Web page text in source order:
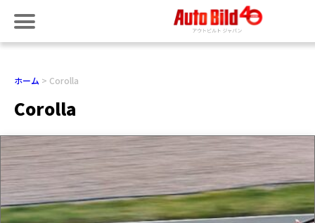
ホーム Corolla
Corolla